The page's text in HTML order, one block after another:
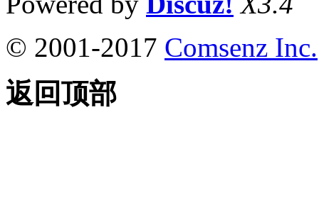
© 2001-2017 Comsenz Inc.
返回顶部